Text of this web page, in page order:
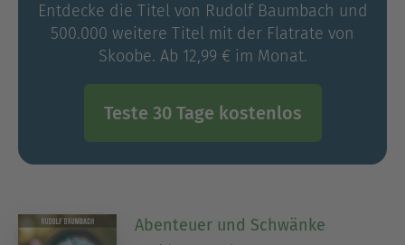
Entdecke die Titel von Rudolf Baumbach und
500.000 weitere Titel mit der Flatrate von
Skoobe. Ab 12,99 € im Monat.
Teste 30 Tage kostenlos
Abenteuer und Schwänke